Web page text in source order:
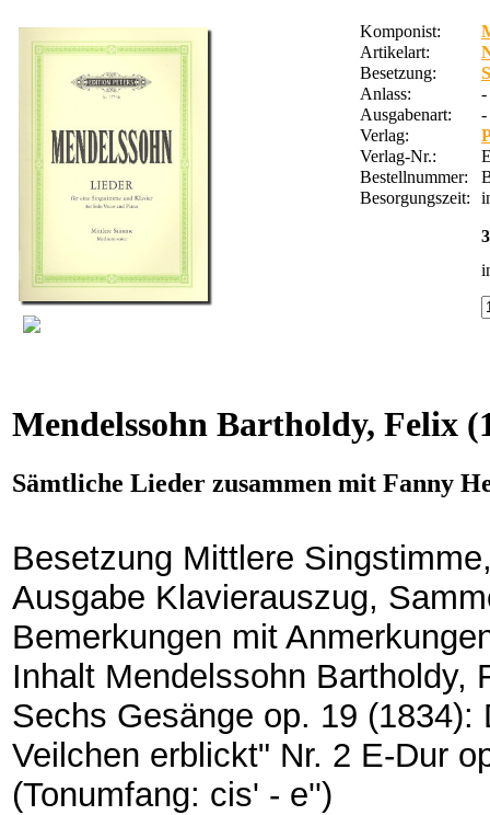
Komponist:
Artikelart:
Besetzung:
Anlass:
-
Ausgabenart:
-
Verlag:
Verlag-Nr.:
Bestellnummer:
Besorgungszeit:
Mendelssohn Bartholdy, Felix
Sämtliche Lieder zusammen mit Fanny
Besetzung Mittlere
Ausgabe Klavierauszug,
Bemerkungen mit
Inhalt Mendelssohn Bartholdy,
Sechs Gesänge op. 19
Veilchen erblickt" Nr. 2 E-Dur
(Tonumfang: cis' - e'')